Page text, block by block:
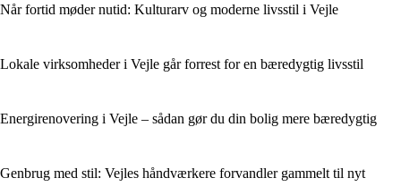
Når fortid møder nutid: Kulturarv og moderne livsstil i Vejle
Lokale virksomheder i Vejle går forrest for en bæredygtig livsstil
Energirenovering i Vejle – sådan gør du din bolig mere bæredygtig
Genbrug med stil: Vejles håndværkere forvandler gammelt til nyt